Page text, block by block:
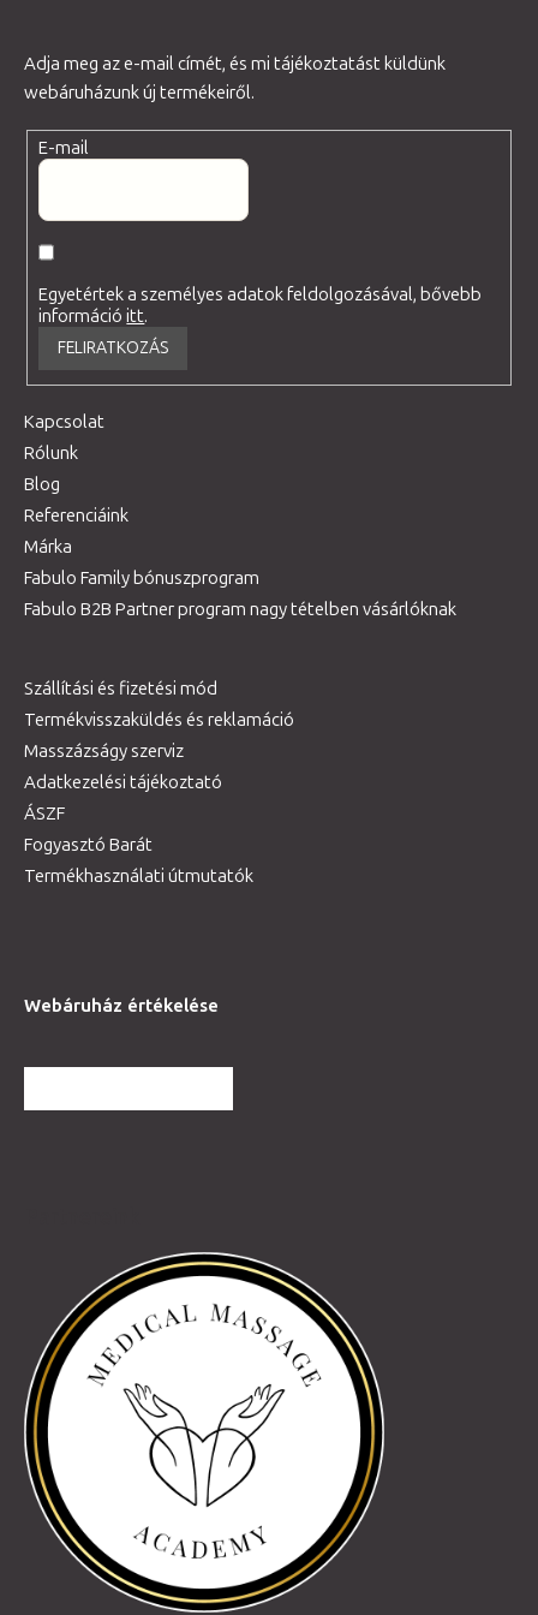
Adja meg az e-mail címét, és mi tájékoztatást küldünk
webáruházunk új termékeiről.
E-mail
Egyetértek a személyes adatok feldolgozásával, bővebb
információitt.
FELIRATKOZÁS
Kapcsolat
Rólunk
Blog
Referenciáink
Márka
Fabulo Family bónuszprogram
Fabulo B2B Partner program nagy tételben vásárlóknak
Szállítási és fizetési mód
Termékvisszaküldés és reklamáció
Masszázságy szerviz
Adatkezelési tájékoztató
ÁSZF
Fogyasztó Barát
Termékhasználati útmutatók
Webáruház értékelése